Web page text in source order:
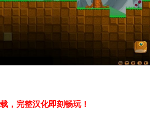
，完整汉化即刻畅玩！